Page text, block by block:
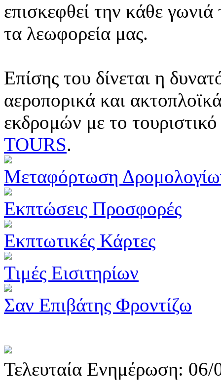
επισκεφθεί την κάθε
τα λεωφορεία μας.
Επίσης του δίνεται η
αεροπορικά και
εκδρομών με το
TOURS.
Μεταφόρτωση
Εκπτώσεις Προσφορές
Εκπτωτικές Κάρτες
Τιμές Εισιτηρίων
Σαν Επιβάτης Φροντίζω
Τελευταία Ενημέρωση: